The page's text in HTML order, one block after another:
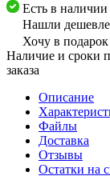
Есть в наличии
Нашли
Хочу в подарок
Наличие и сроки
заказа
Описание
Файлы
Доставка
Отзывы
Остатки на